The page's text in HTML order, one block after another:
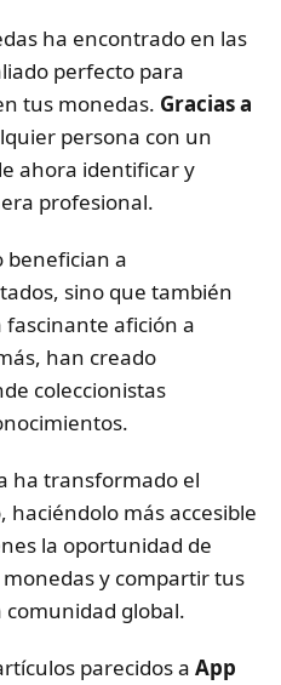
ha encontrado en las
perfecto para
tus monedas. Gracias a
persona con un
ahora identificar y
profesional.
benefician a
sino que también
afición a
han creado
coleccionistas
ha transformado el
haciéndolo más accesible
la oportunidad de
y compartir tus
global.
parecidos a App